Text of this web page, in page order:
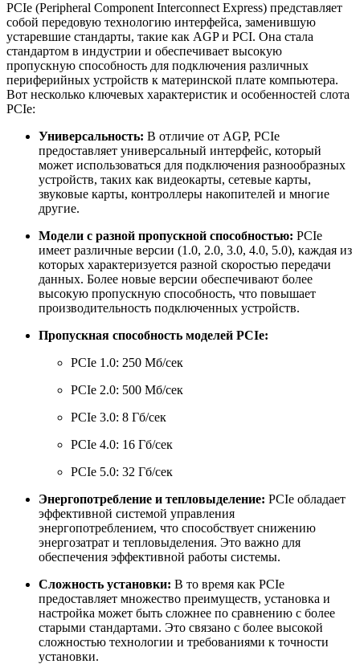
PCIe (Peripheral Component Interconnect Express) представляет
собой передовую технологию интерфейса, заменившую
устаревшие стандарты, такие как AGP и PCI. Она стала
стандартом в индустрии и обеспечивает высокую
пропускную способность для подключения различных
периферийных устройств к материнской плате компьютера.
Вот несколько ключевых характеристик и особенностей слота
PCIe:
Универсальность: В отличие от AGP, PCIe
предоставляет универсальный интерфейс, который
может использоваться для подключения разнообразных
устройств, таких как видеокарты, сетевые карты,
звуковые карты, контроллеры накопителей и многие
другие.
Модели с разной пропускной способностью: PCIe
имеет различные версии (1.0, 2.0, 3.0, 4.0, 5.0), каждая из
которых характеризуется разной скоростью передачи
данных. Более новые версии обеспечивают более
высокую пропускную способность, что повышает
производительность подключенных устройств.
Пропускная способность моделей PCIe:
PCIe 1.0: 250 Мб/сек
PCIe 2.0: 500 Мб/сек
PCIe 3.0: 8 Гб/сек
PCIe 4.0: 16 Гб/сек
PCIe 5.0: 32 Гб/сек
Энергопотребление и тепловыделение: PCIe обладает
эффективной системой управления
энергопотреблением, что способствует снижению
энергозатрат и тепловыделения. Это важно для
обеспечения эффективной работы системы.
Сложность установки: В то время как PCIe
предоставляет множество преимуществ, установка и
настройка может быть сложнее по сравнению с более
старыми стандартами. Это связано с более высокой
сложностью технологии и требованиями к точности
установки.